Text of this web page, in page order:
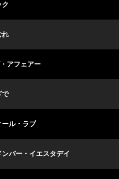
れ
アフェアー
で
ル・ラブ
バー・イエスタデイ